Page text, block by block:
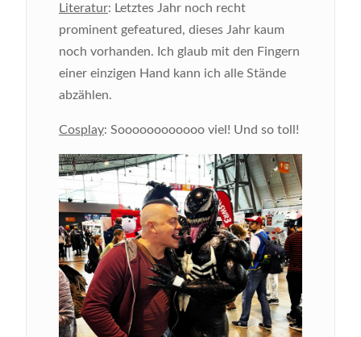
Literatur: Letztes Jahr noch recht
prominent gefeatured, dieses Jahr kaum
noch vorhanden. Ich glaub mit den Fingern
einer einzigen Hand kann ich alle Stände
abzählen.
Cosplay: Soooooooooooo viel! Und so toll!